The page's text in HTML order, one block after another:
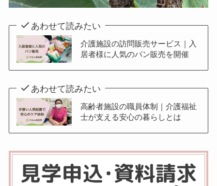
あわせて読みたい
介護施設の訪問販売サービス｜入
居者様に人気のパン販売を開催
あわせて読みたい
高齢者施設の職員体制｜介護福祉
士が支える安心の暮らしとは